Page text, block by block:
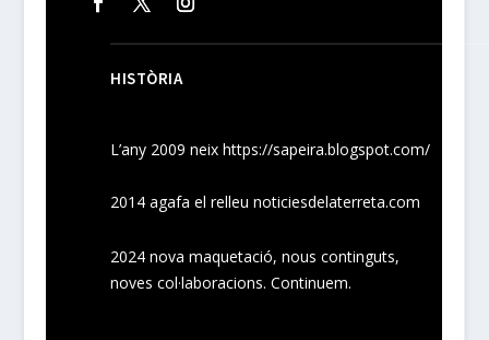
HISTÒRIA
L’any 2009 neixhttps://sapeira.blogspot.com/
2014 agafa el relleu noticiesdelaterreta.com
2024nova maquetació, nouscontinguts,
novescol·laboracions. Continuem.